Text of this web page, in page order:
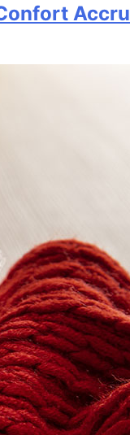
Accru